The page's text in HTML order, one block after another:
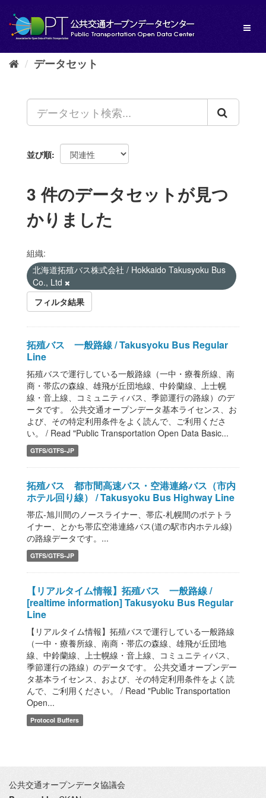
し
データセット
並び順
3 件のデータセットが見つ
かりました
組織:
北海道拓殖バス株式会社 / Hokkaido Takusyoku Bus
Co., Ltd
フィルタ結果
拓殖バス 一般路線 / Takusyoku Bus Regular
Line
拓殖バスで運行している一般路線（一中・療養所線、南
商・帯広の森線、雄飛が丘団地線、中鈴蘭線、上士幌
線・音上線、コミュニティバス、季節運行の路線）のデ
ータです。 公共交通オープンデータ基本ライセンス、お
よび、その特定利用条件をよく読んで、ご利用くださ
い。 / Read "Public Transportation Open Data Basic...
GTFS/GTFS-JP
拓殖バス 都市間高速バス・空港連絡バス（市内
ホテル回り線） / Takusyoku Bus Highway Line
帯広-旭川間のノースライナー、帯広-札幌間のポテトラ
イナー、とかち帯広空港連絡バス(道の駅市内ホテル線)
の路線データです。...
GTFS/GTFS-JP
【リアルタイム情報】拓殖バス 一般路線 /
[realtime information] Takusyoku Bus Regular
Line
【リアルタイム情報】拓殖バスで運行している一般路線
（一中・療養所線、南商・帯広の森線、雄飛が丘団地
線、中鈴蘭線、上士幌線・音上線、コミュニティバス、
季節運行の路線）のデータです。 公共交通オープンデー
タ基本ライセンス、および、その特定利用条件をよく読
んで、ご利用ください。 / Read "Public Transportation
Open...
Protocol Buffers
公共交通オープンデータ協議会